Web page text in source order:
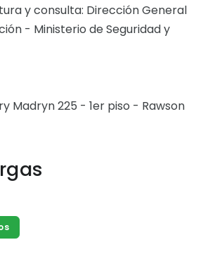
y consulta: Dirección General
- Ministerio de Seguridad y
Madryn 225 - 1er piso - Rawson